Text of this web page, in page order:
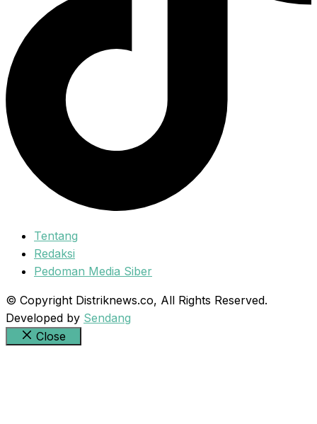
Tentang
Redaksi
Pedoman Media Siber
© Copyright Distriknews.co, All Rights Reserved.
Developed by Sendang
Close